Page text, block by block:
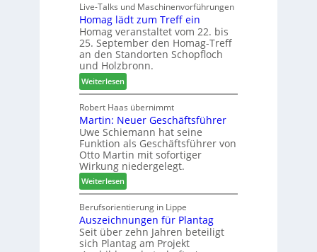
n
a
u
s
f
ü
r
W
e
m
h
ö
n
e
r
c
h
e
n
s
t
a
u
r
a
u
m
-
S
o
r
t
i
m
e
Live-Talks und Maschinenvorführungen
Homag lädt zum Treff ein
Homag veranstaltet vom 22. bis
25. September den Homag-Treff
an den Standorten Schopfloch
und Holzbronn.
Weiterlesen:
H
o
m
a
g
l
ä
d
t
z
u
m
T
Robert Haas übernimmt
Martin: Neuer Geschäftsführer
Uwe Schiemann hat seine
Funktion als Geschäftsführer von
Otto Martin mit sofortiger
Wirkung niedergelegt.
Weiterlesen:
M
a
r
t
i
Berufsorientierung in Lippe
Auszeichnungen für Plantag
Seit über zehn Jahren beteiligt
sich Plantag am Projekt